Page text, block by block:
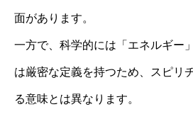
面があります。
一方で、科学的には「エネルギー
は厳密な定義を持つため、スピリ
る意味とは異なります。